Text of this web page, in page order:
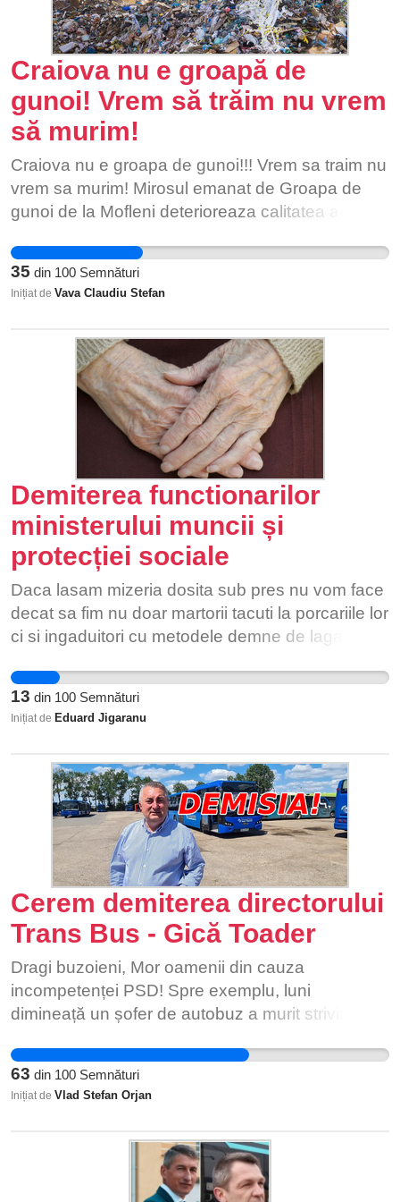
Gheorghe Ursu a fost torturat, umilit si ucis in
inchisoare in 1985 de catre regimul ceausisto-
securist. Avandu-l pe Gheorghe Ursu ca simbol
central deoarece cazul sau, iata, se prelungeste
si dupa anul 2023, monumentul va comemora pe
toti cei despre care se cunoaste ca au suferit
expresie in medii sociale care au interzis dreptul
elementar al fiecarei fiinte umane de a gandi si
de a se exprima liber.
Craiova nu e groapă de
gunoi! Vrem să trăim nu vrem
să murim!
Craiova nu e groapa de gunoi!!! Vrem sa traim nu
vrem sa murim! Mirosul emanat de Groapa de
gunoi de la Mofleni deterioreaza calitatea aerului
in pericol sanatatea doljenilor si umbreste toate
obiectivele turistice de maxim interes din Dolj!
35 din 100 Semnături
Inițiat de Vava Claudiu Stefan
Demiterea functionarilor
ministerului muncii și
protecției sociale
Daca lasam mizeria dosita sub pres nu vom face
decat sa fim nu doar martorii tacuti la porcariile lor
ci si ingaduitori cu metodele demne de lagarele
Vietnam Cambodgia sau alte locuri
13 din 100 Semnături
Inițiat de Eduard Jigaranu
Cerem demiterea directorului
Trans Bus - Gică Toader
Dragi buzoieni, Mor oamenii din cauza
incompetenței PSD! Spre exemplu, luni
dimineață un șofer de autobuz a murit strivit de
care guvernează odată cu venirea directorului
Gică Toader în 2016, fiind anul în care Toma a
fost ales primar de Buzău. Ce coincidență! În
nereguli în cadrul instituției, conducerea
companiei a fost mai preocupată de înlăturarea
63 din 100 Semnături
Inițiat de Vlad Stefan Orjan